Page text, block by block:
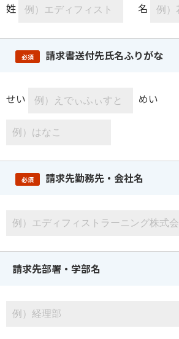
姓 名
必須 請求書送付先氏名ふりがな
せい めい
必須 請求先勤務先・会社名
請求先部署・学部名